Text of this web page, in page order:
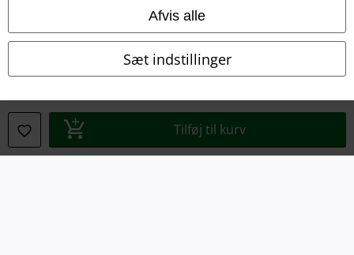
Afvis alle
Sæt indstillinger
Tilføj til kurv
Overensstemmelseserklæring
Oplysninger om tilgængelighed
Cokie indstillinger
Bekræft annullering
Alle priser er inkl. moms. Oplyst leveringstid er et estimat og ikke